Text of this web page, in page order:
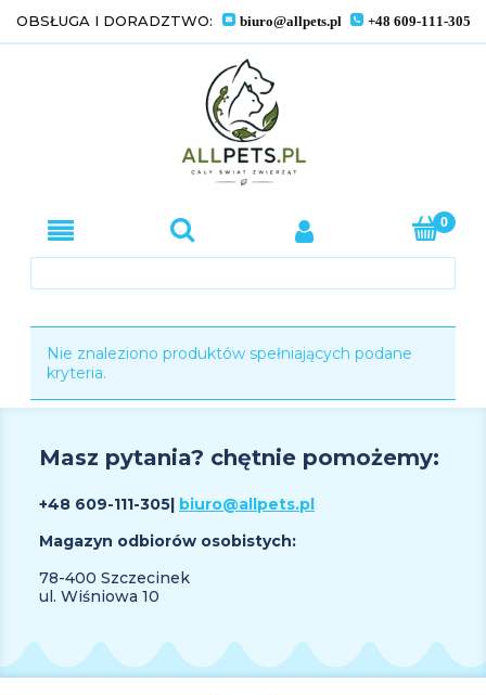
OBSŁUGA I DORADZTWO: biuro@allpets.pl +48 609-111-305
Nie znaleziono produktów spełniających podane
kryteria.
Masz pytania? chętnie pomożemy:
+48 609-111-305| biuro@allpets.pl
Magazyn odbiorów osobistych:
78-400 Szczecinek
ul. Wiśniowa 10